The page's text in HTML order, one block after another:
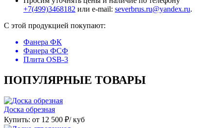
+7(499)3468182 или e-mail: severbrus.ru@yandex.ru.
C этой продукцией покупают:
Фанера ФК
Фанера ФСФ
Плита OSB-3
ПОПУЛЯРНЫЕ ТОВАРЫ
Доска обрезная
Купить: от 12 500 ₽/ куб